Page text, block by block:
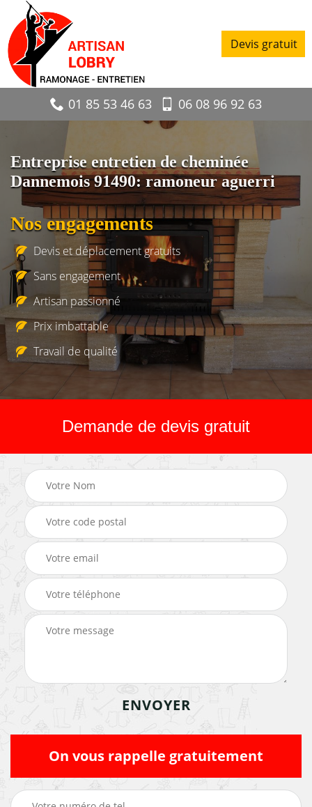
Devis gratuit
01 85 53 46 63 06 08 96 92 63
Entreprise entretien de cheminée
Dannemois 91490: ramoneur aguerri
Nos engagements
Devis et déplacement gratuits
Sans engagement
Artisan passionné
Prix imbattable
Travail de qualité
Demande de devis gratuit
On vous rappelle gratuitement